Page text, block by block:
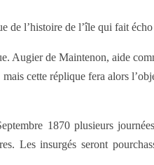
l’histoire de l’île qui fait
Augier de Maintenon, aide
cette réplique fera alors
1870 plusieurs
Les insurgés seront